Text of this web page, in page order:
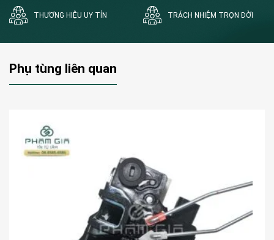
THƯƠNG HIỆU UY TÍN TRÁCH NHIỆM TRỌN ĐỜI
Phụ tùng liên quan